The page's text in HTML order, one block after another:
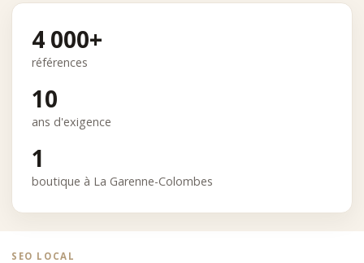
4 000+
références
10
ans d'exigence
1
boutique à La Garenne-Colombes
SEO LOCAL